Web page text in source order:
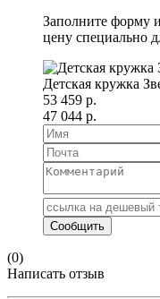
Заполните форму
цену специально
Детская кружка
53 459 р.
47 044 р.
(0)
Написать отзыв